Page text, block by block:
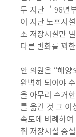
두 지난 ＇96년
이 지난 노후시
소 저장시설만
다른 변화를 꾀
안 의원은 “해양
완벽히 되어야
을 아무리 수거
를 옮긴 것 그 이
속도에 비례하
춰 저장시설 증